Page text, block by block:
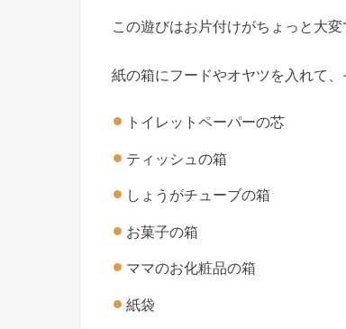
この遊びはお片付けがちょっと大
紙の箱にフードやオヤツを入れて
トイレットペーパーの芯
ティッシュの箱
しょうがチューブの箱
お菓子の箱
ママのお化粧品の箱
紙袋